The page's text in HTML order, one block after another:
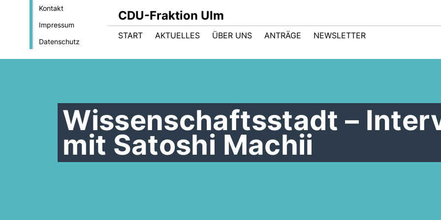
Kontakt
Impressum
Datenschutz
CDU-Fraktion Ulm
START AKTUELLES ÜBER UNS ANTRÄGE NEWSLETTER
Wissenschaftsstadt –
mit Satoshi Machii